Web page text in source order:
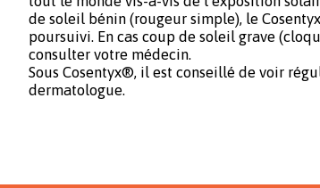
de soleil bénin (rougeur simple), le
poursuivi. En cas coup de soleil grave
consulter votre médecin.
Sous Cosentyx®, il est conseillé de voir
dermatologue.